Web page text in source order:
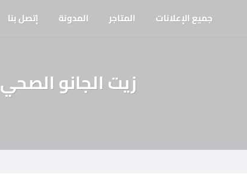
جميع الإعلانات المتاجر المدونة إتصل بنا
زيت الجانو الصحي